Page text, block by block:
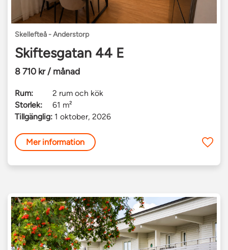
Skellefteå - Anderstorp
Skiftesgatan 44 E
8 710 kr / månad
Rum:
2 rum och kök
Storlek:
61 m²
Tillgänglig: 1 oktober, 2026
Mer information